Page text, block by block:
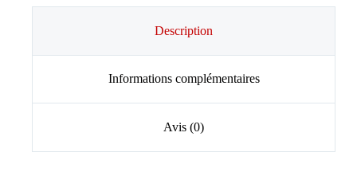
Description
Informations complémentaires
Avis (0)